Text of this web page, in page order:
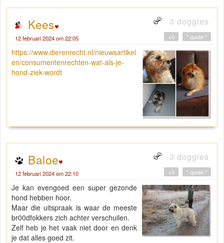
Kees 3 doggies
12 februari 2024 om 22:05 " quote "
+0
https://www.dierenrecht.nl/nieuwsartikel
en/consumentenrechten-wat-als-je-
hond-ziek-wordt
Baloe 3 doggies
12 februari 2024 om 22:10 " quote "
+0
Je kan evengoed een super gezonde
hond hebben hoor.
Maar die uitspraak is waar de meeste
br00dfokkers zich achter verschuilen.
Zelf heb je het vaak niet door en denk
je dat alles goed zit.